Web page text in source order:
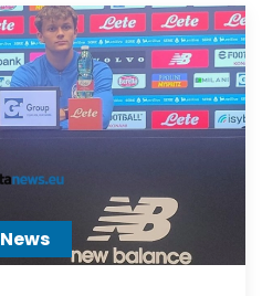
il
Milan,
su
offre
Ricci